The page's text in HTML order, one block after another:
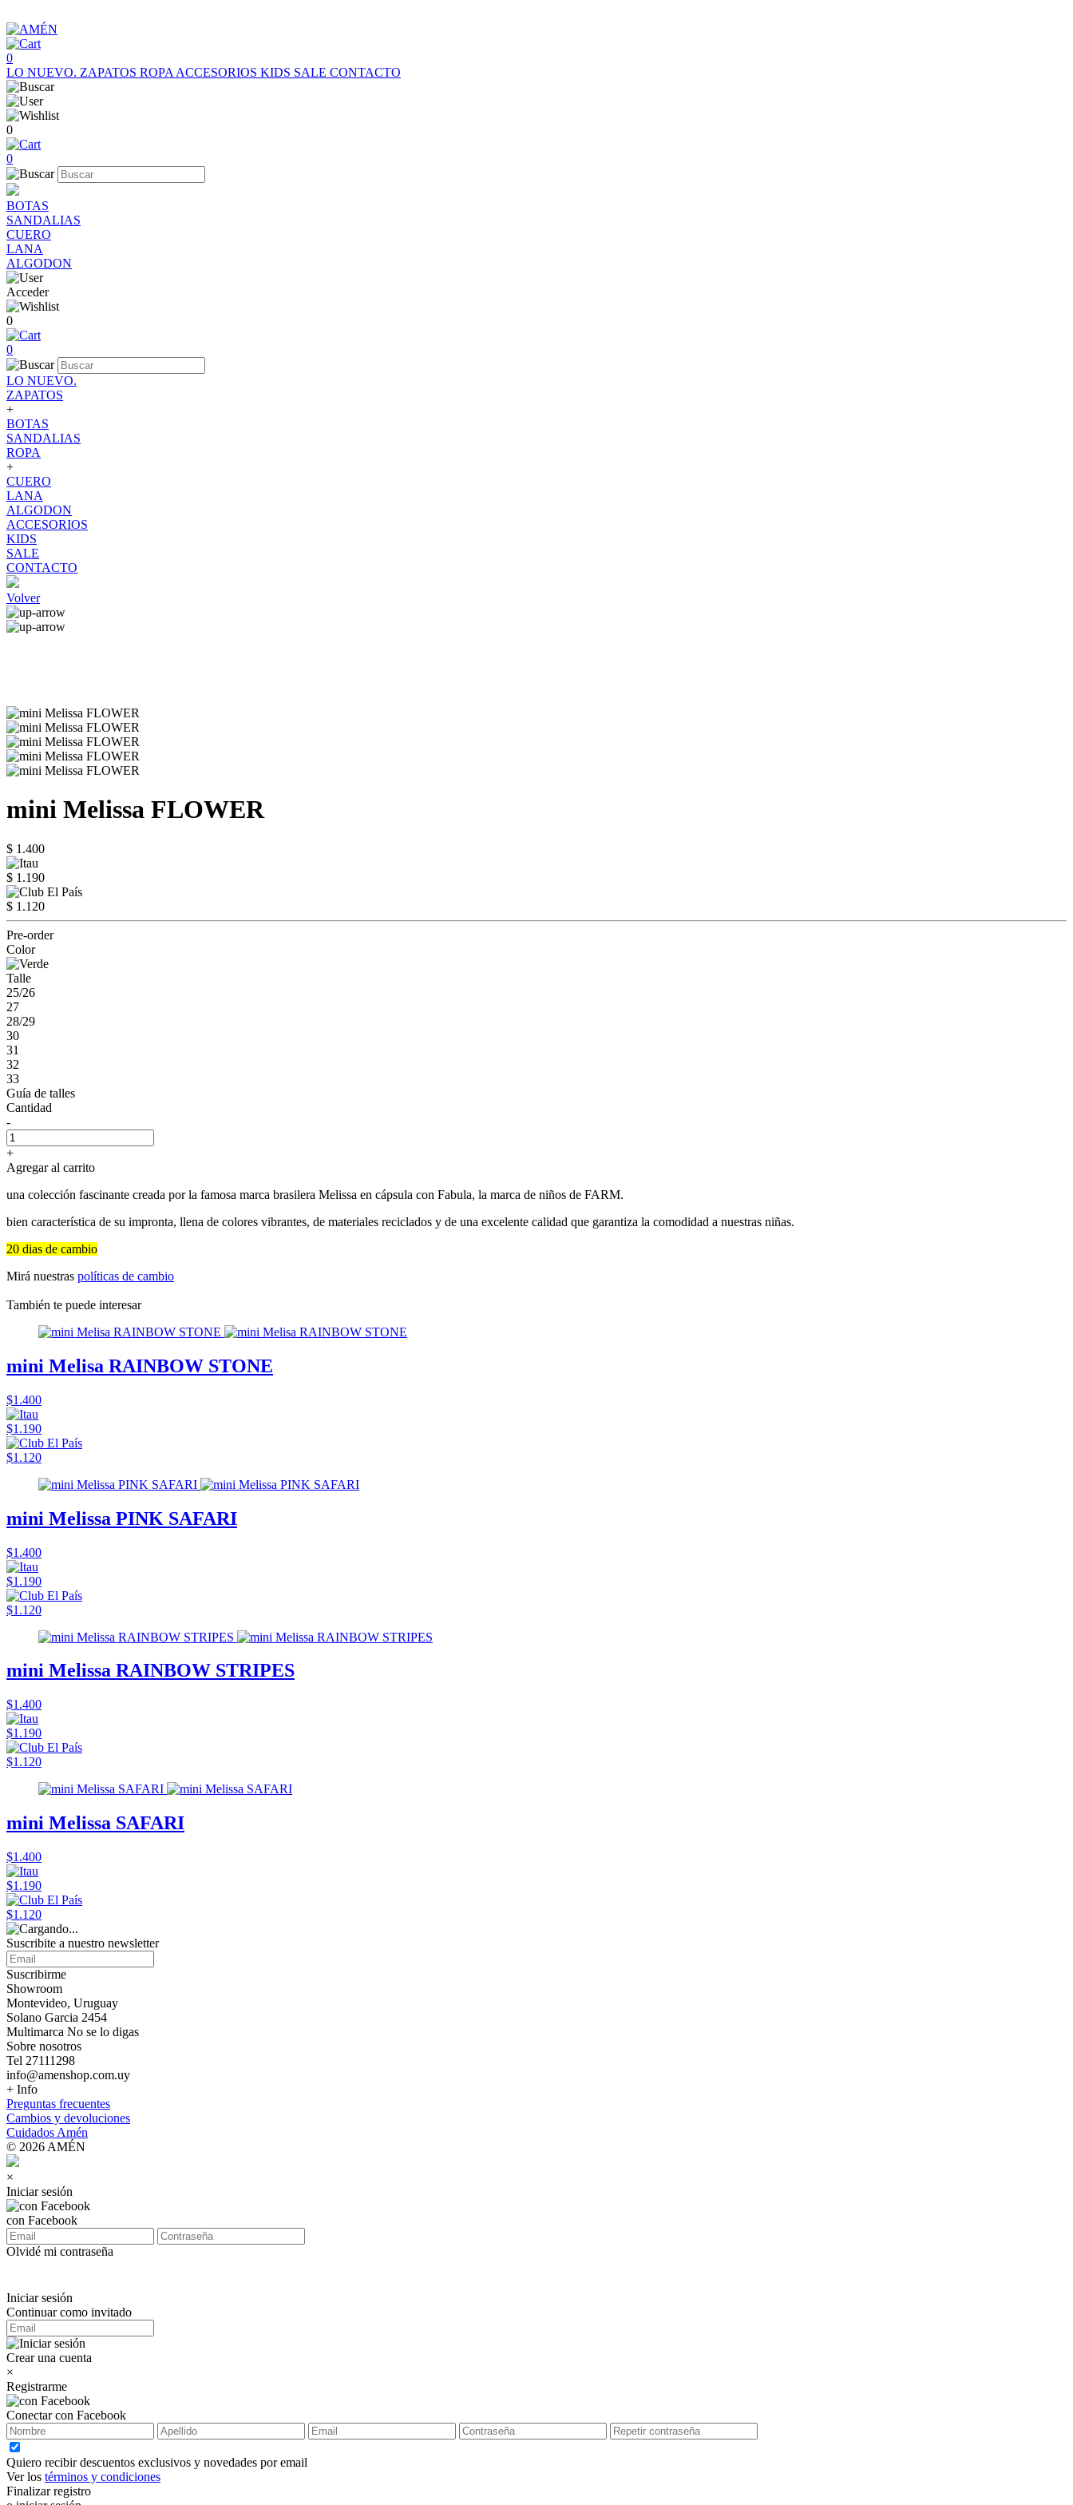
0
LO NUEVO. ZAPATOS ROPA ACCESORIOS KIDS SALE CONTACTO
0
0
BOTAS
SANDALIAS
CUERO
LANA
ALGODON
Acceder
0
0
LO NUEVO.
ZAPATOS
+
BOTAS
SANDALIAS
ROPA
+
CUERO
LANA
ALGODON
ACCESORIOS
KIDS
SALE
CONTACTO
Volver
mini Melissa FLOWER
$ 1.400
$ 1.190
$ 1.120
Pre-order
Color
Talle
25/26
27
28/29
30
31
32
33
Guía de talles
Cantidad
-
+
Agregar al carrito
una colección fascinante creada por la famosa marca brasilera Melissa en cápsula con Fabula, la marca de niños de FARM.
bien característica de su impronta, llena de colores vibrantes, de materiales reciclados y de una excelente calidad que garantiza la comodidad a nuestras niñas.
20 dias de cambio
Mirá nuestras políticas de cambio
También te puede interesar
mini Melisa RAINBOW STONE
$1.400
$1.190
$1.120
mini Melissa PINK SAFARI
$1.400
$1.190
$1.120
mini Melissa RAINBOW STRIPES
$1.400
$1.190
$1.120
mini Melissa SAFARI
$1.400
$1.190
$1.120
Suscribite a nuestro newsletter
Suscribirme
Showroom
Montevideo, Uruguay
Solano Garcia 2454
Multimarca No se lo digas
Sobre nosotros
Tel 27111298
info@amenshop.com.uy
+ Info
Preguntas frecuentes
Cambios y devoluciones
Cuidados Amén
© 2026 AMÉN
×
Iniciar sesión
con Facebook
Olvidé mi contraseña
Iniciar sesión
Continuar como invitado
Crear una cuenta
×
Registrarme
Conectar con Facebook
Quiero recibir descuentos exclusivos y novedades por email
Ver los términos y condiciones
Finalizar registro